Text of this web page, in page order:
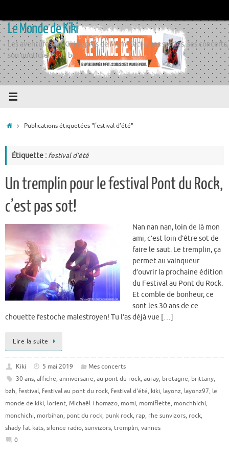
contenu
Le Monde de Kiki
Les aventures de Kiki auprès de Momiflette, ses sorties, ses concerts,
son quotidien, son boulot
AccueilPublications étiquetées "festival d’été"
Étiquette : festival d’été
Un tremplin pour le festival Pont du Rock,
c’est pas sot!
Nan nan nan, loin de là mon
ami, c’est loin d’être sot de
faire le saut. Le tremplin, ça
permet au vainqueur
d’ouvrir la prochaine édition
du Festival au Pont du Rock.
Et comble de bonheur, ce
sont les 30 ans de ce
chouette festoche malestroyen! Tu l’as déjà vue […]
Lire la suite
Kiki 5 mai 2019
Mes concerts
30 ans, affiche, anniversaire, au pont du rock, auray, bretagne, brittany,
bzh, festival, festival au pont du rock, festival d'été, kiki, layonz, layonz97, le
monde de kiki, lorient, Michaël Thomazo, momi, momiflette, monchhichi,
monchichi, morbihan, pont du rock, punk rock, rap, rhe sunvizors, rock,
shady fat kats, silence radio, sunvizors, tremplin, vannes
0